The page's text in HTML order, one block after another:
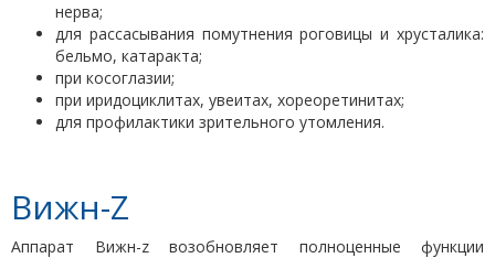
нерва;
для рассасывания помутнения роговицы и хрусталика:
бельмо, катаракта;
при косоглазии;
при иридоциклитах, увеитах, хореоретинитах;
для профилактики зрительного утомления.
Вижн-Z
Аппарат Вижн-z возобновляет полноценные функции